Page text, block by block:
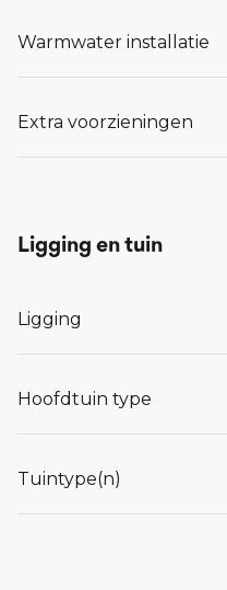
Warmwater installatie
Extra voorzieningen
Ligging en tuin
Ligging
Hoofdtuin type
Tuintype(n)